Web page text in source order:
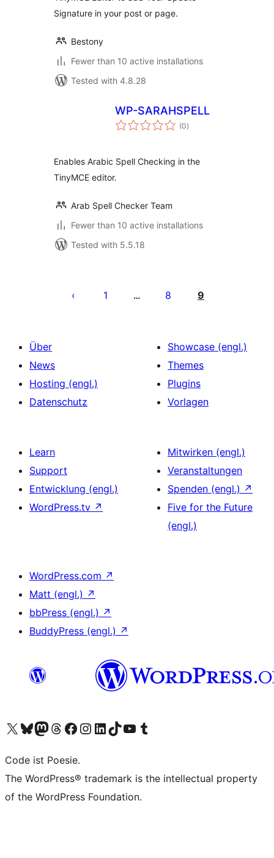
Signature in your post or page.
Bestony
Fewer than 10 active installations
Tested with 4.8.28
WP-SARAHSPELL
(0total
ratings
)
Enables Arabic Spell Checking in the
TinyMCE editor.
Arab Spell Checker Team
Fewer than 10 active installations
Tested with 5.5.18
der
1 … 8 9
Über
News
Hosting (engl.)
Datenschutz
Showcase (engl.)
Themes
Plugins
Vorlagen
Learn
Support
Entwicklung (engl.)
WordPress.tv ↗
Mitwirken (engl.)
Veranstaltungen
Spenden (engl.) ↗
Five for the Future
(engl.)
WordPress.com ↗
Matt (engl.) ↗
bbPress (engl.) ↗
BuddyPress (engl.) ↗
Das X-Konto (früher Twitter) von WordPress.org besuchen
Das Bluesky-Konto von WordPress.org besuchen
Das Mastodon-Konto von WordPress.org besuchen
Das Threads-Konto von WordPress.org besuchen
Die Facebook-Seite von WordPress.org besuchen
Das Instagram-Konto von WordPress.org besuchen
Das LinkedIn-Konto von WordPress.org besuchen
Das TikTok-Konto von WordPress.org besuchen
Den YouTube-Kanal von WordPress.org besuchen
Das Tumblr-Konto von WordPress.org besuchen
Code ist Poesie.
The WordPress® trademark is the intellectual property
of the WordPress Foundation.